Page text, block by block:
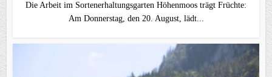
Die Arbeit im Sortenerhaltungsgarten Höhenmoos trägt Früchte:
Am Donnerstag, den 20. August, lädt...